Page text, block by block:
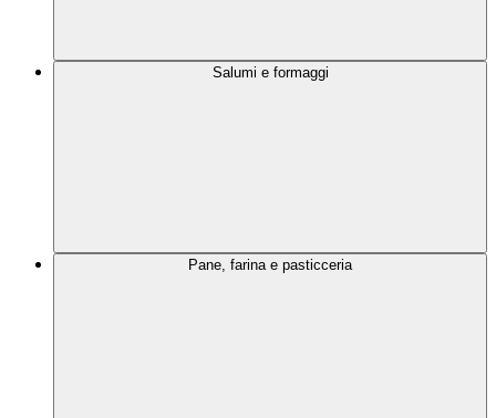
Salumi e formaggi
Pane, farina e pasticceria